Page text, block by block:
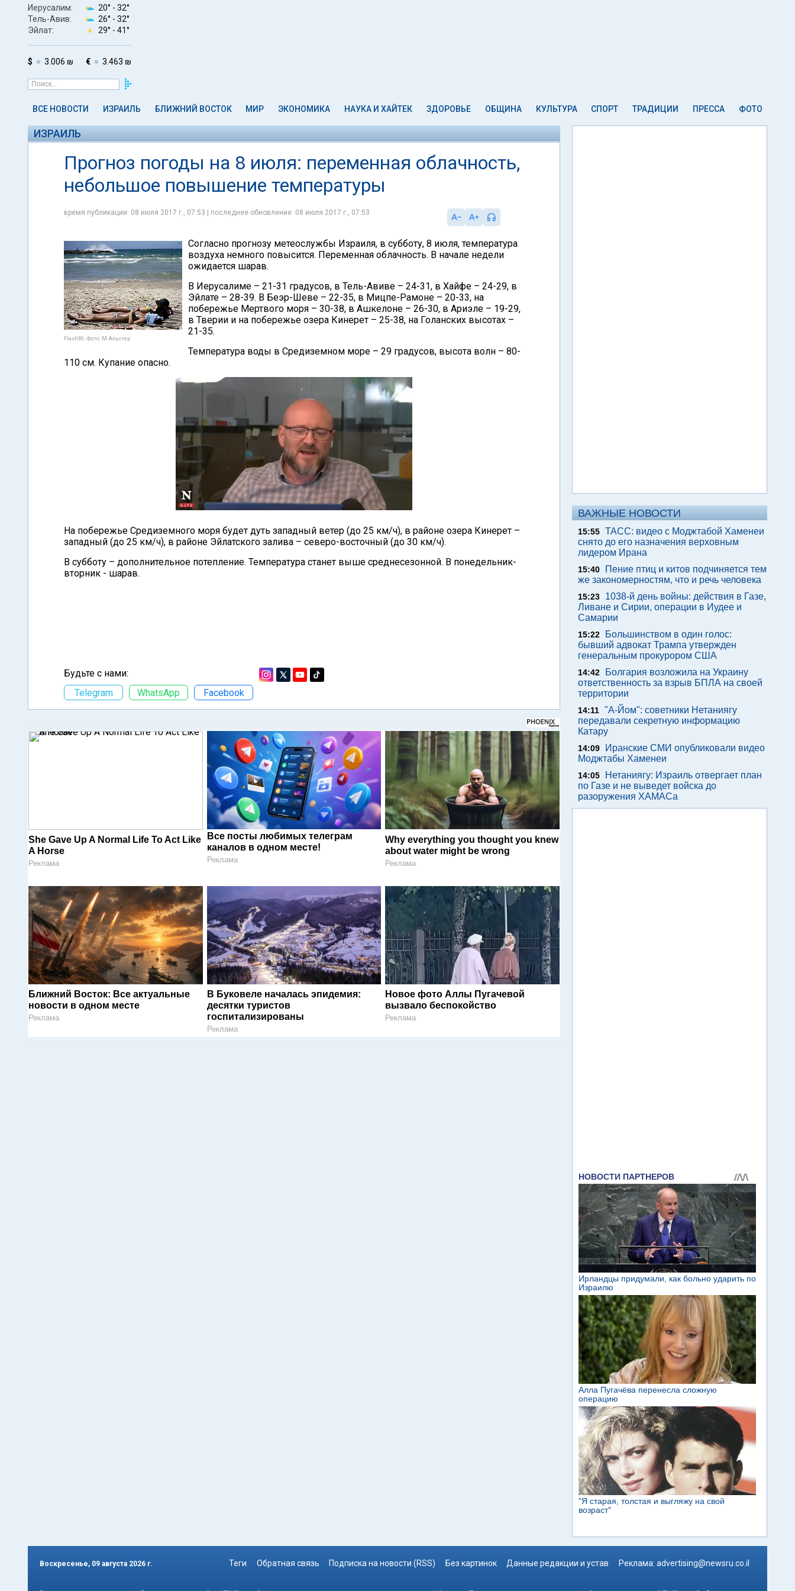
Иерусалим: 20° - 32°
Тель-Авив:
26° - 32°
Эйлат:
29° - 41°
$ 3.006 ₪ € 3.463 ₪
ВСЕ НОВОСТИ ИЗРАИЛЬ БЛИЖНИЙ ВОСТОК МИР ЭКОНОМИКА НАУКА И ХАЙТЕК ЗДОРОВЬЕ ОБЩИНА КУЛЬТУРА СПОРТ ТРАДИЦИИ ПРЕССА ФОТО
ИЗРАИЛЬ
Прогноз погоды на 8 июля: переменная облачность,
небольшое повышение температуры
время публикации: 08 июля 2017 г., 07:53 | последнее обновление: 08 июля 2017 г., 07:53
Flash90. Фото: М.Альстер
Согласно прогнозу метеослужбы Израиля, в субботу, 8 июля, температура
воздуха немного повысится. Переменная облачность. В начале недели
ожидается шарав.
В Иерусалиме – 21-31 градусов, в Тель-Авиве – 24-31, в Хайфе – 24-29, в
Эйлате – 28-39. В Беэр-Шеве – 22-35, в Мицпе-Рамоне – 20-33, на
побережье Мертвого моря – 30-38, в Ашкелоне – 26-30, в Ариэле – 19-29,
в Тверии и на побережье озера Кинерет – 25-38, на Голанских высотах –
21-35.
Температура воды в Средиземном море – 29 градусов, высота волн – 80-
110 см. Купание опасно.
На побережье Средиземного моря будет дуть западный ветер (до 25 км/ч), в районе озера Кинерет –
западный (до 25 км/ч), в районе Эйлатского залива – северо-восточный (до 30 км/ч).
В субботу – дополнительное потепление. Температура станет выше среднесезонной. В понедельник-
вторник - шарав.
Будьте с нами:
Telegram
WhatsApp Facebook
She Gave Up A Normal Life To Act Like
A Horse
Реклама
Все посты любимых телеграм
каналов в одном месте!
Реклама
Why everything you thought you knew
about water might be wrong
Реклама
Ближний Восток: Все актуальные
новости в одном месте
Реклама
В Буковеле началась эпидемия:
десятки туристов
госпитализированы
Реклама
Новое фото Аллы Пугачевой
вызвало беспокойство
Реклама
ВАЖНЫЕ НОВОСТИ
15:55 ТАСС: видео с Моджтабой Хаменеи
снято до его назначения верховным
лидером Ирана
15:40
Пение птиц и китов подчиняется тем
же закономерностям, что и речь человека
15:23
1038-й день войны: действия в Газе,
Ливане и Сирии, операции в Иудее и
Самарии
15:22
Большинством в один голос:
бывший адвокат Трампа утвержден
генеральным прокурором США
14:42
Болгария возложила на Украину
ответственность за взрыв БПЛА на своей
территории
14:11 "А-Йом": советники Нетаниягу
передавали секретную информацию
Катару
14:09
Иранские СМИ опубликовали видео
Моджтабы Хаменеи
14:05
Нетаниягу: Израиль отвергает план
по Газе и не выведет войска до
разоружения ХАМАСа
Воскресенье, 09 августа 2026 г. Теги Обратная связь Подписка на новости (RSS) Без картинок Данные редакции и устав Реклама: advertising@newsru.co.il